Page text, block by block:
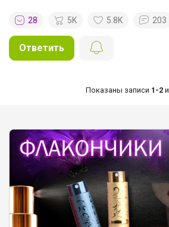
28 5K 5.8K 203
Ответить
Показаны записи 1-2